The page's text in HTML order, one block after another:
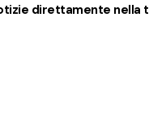
direttamente nella